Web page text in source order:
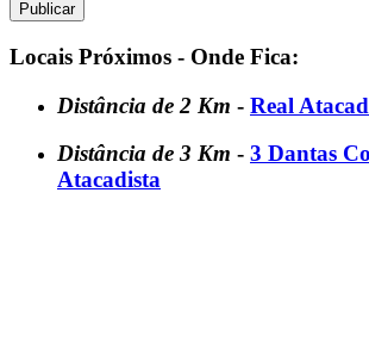
Locais Próximos - Onde Fica:
Distância de 2 Km - Real
Distância de 3 Km - 3 Dantas
Atacadista